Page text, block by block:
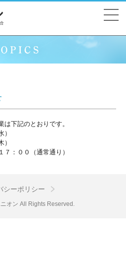
下記のとおりです。
：００（通常通り）
シーポリシー
オン All Rights Reserved.